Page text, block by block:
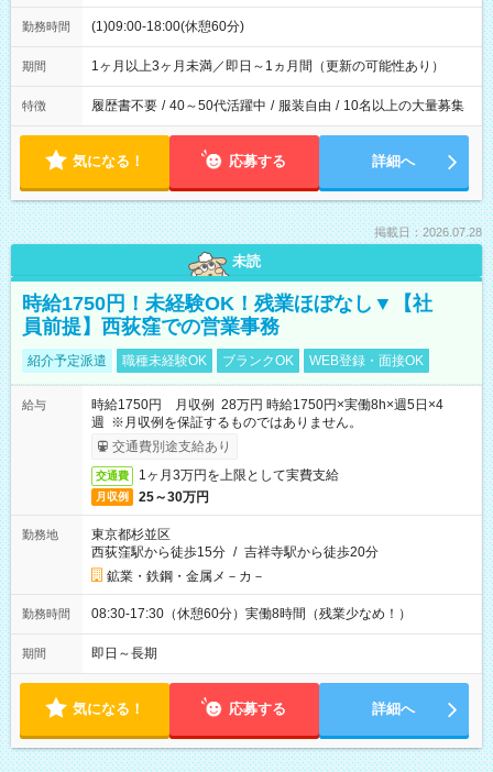
勤務時間 (1)09:00-18:00(休憩60分)
期間 1ヶ月以上3ヶ月未満／即日～1ヵ月間（更新の可能性あり）
特徴 履歴書不要 / 40～50代活躍中 / 服装自由 / 10名以上の大量募集
気になる！ 応募する 詳細へ
掲載日：2026.07.28
未読
時給1750円！未経験OK！残業ほぼなし▼【社
員前提】西荻窪での営業事務
紹介予定派遣 職種未経験OK ブランクOK WEB登録・面接OK
給与
時給1750円 月収例 28万円 時給1750円×実働8h×週5日×4
週 ※月収例を保証するものではありません。
交通費別途支給あり
交通費 1ヶ月3万円を上限として実費支給
月収例 25～30万円
勤務地
東京都杉並区
西荻窪駅から徒歩15分 / 吉祥寺駅から徒歩20分
鉱業・鉄鋼・金属メ－カ－
勤務時間 08:30-17:30（休憩60分）実働8時間（残業少なめ！）
期間 即日～長期
気になる！ 応募する 詳細へ